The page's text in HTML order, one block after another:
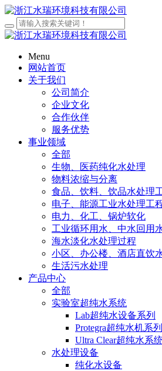
Menu
网站首页
关于我们
公司简介
企业文化
合作伙伴
服务优势
事业领域
全部
生物、医药纯化水处理
物料浓缩与分离
食品、饮料、饮品水处理
电子、能源工业水处理工
电力、化工、锅炉软化
工业循环用水、中水回用
海水淡化水处理过程
小区、办公楼、酒店直饮
生活污水处理
产品中心
全部
实验室超纯水系统
Lab超纯水设备系列
Protegra超纯水机系列
Ultra Clear超纯水系
水处理设备
纯化水设备